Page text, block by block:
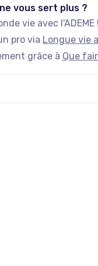
vous sert plus ?
vie avec l'ADEME !
pro via Longue vie
grâce à Que